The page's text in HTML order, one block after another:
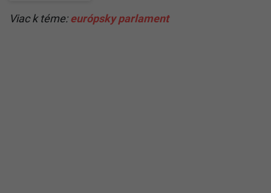
Viac k téme:európsky parlament